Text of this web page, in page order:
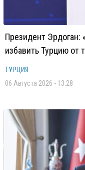
Президент Эрдоган:
избавить Турцию от
ТУРЦИЯ
06 Августа 2026 - 13:28